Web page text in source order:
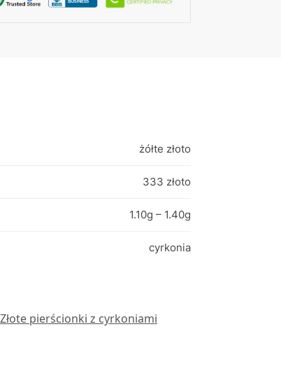
żółte złoto
333 złoto
1.10g – 1.40g
cyrkonia
Złote pierścionki z cyrkoniami